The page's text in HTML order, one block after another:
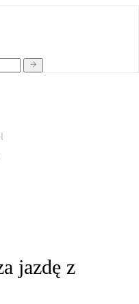
jazdę z